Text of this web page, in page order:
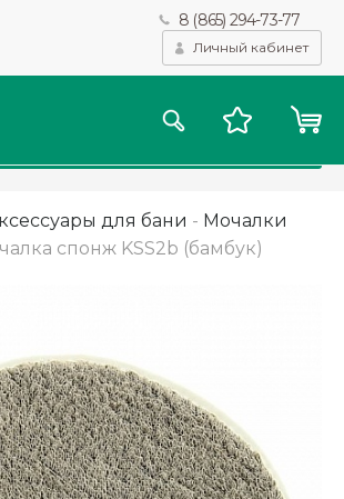
8 (865) 294-73-77
Личный кабинет
для бани - Мочалки
спонж KSS2b (бамбук)
cookie и другие подобные технологии
с целью сбора статистики, повышения
и предоставления вам возможности
просмотра.Подробнее